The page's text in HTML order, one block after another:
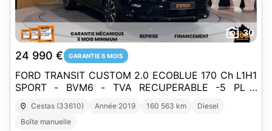
30
24 990 € GARANTIE 6 MOIS
FORD TRANSIT CUSTOM 2.0 ECOBLUE 170 Ch L1H1
SPORT - BVM6 - TVA RECUPERABLE -5 PL -
CARPLAY - SIEGES CHAUFFANTS
Cestas (33610) Année 2019 160 563 km
Diesel
Boîte manuelle